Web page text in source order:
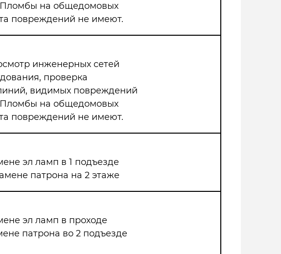
на общедомовых
повреждений не имеют.
инженерных сетей
проверка
видимых повреждений
на общедомовых
повреждений не имеют.
эл ламп в 1 подъезде
патрона на 2 этаже
эл ламп в проходе
патрона во 2 подъезде